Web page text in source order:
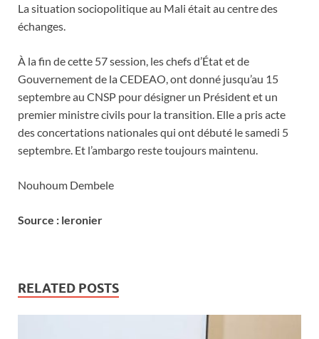
La situation sociopolitique au Mali était au centre des
échanges.
À la fin de cette 57 session, les chefs d’État et de
Gouvernement de la CEDEAO, ont donné jusqu’au 15
septembre au CNSP pour désigner un Président et un
premier ministre civils pour la transition. Elle a pris acte
des concertations nationales qui ont débuté le samedi 5
septembre. Et l’ambargo reste toujours maintenu.
Nouhoum Dembele
Source : leronier
RELATED POSTS